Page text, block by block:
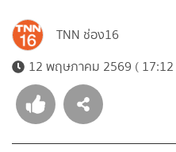
TNN ช่อง16
12 พฤษภาคม 2569 ( 17:12